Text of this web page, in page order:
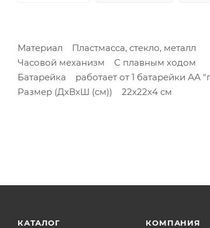
Материал Пластмасса, стекло, металл
Часовой механизм С плавным ходом
Батарейка работает от 1 батарейки АА
Размер (ДхВхШ (см)) 22х22х4 см
КАТАЛОГ КОМПАНИЯ